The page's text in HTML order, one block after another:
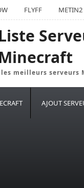
FLYFF METIN2
les meilleurs serveurs
AJOUT